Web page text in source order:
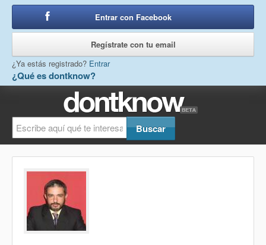
¿Qué es dontknow?
Entrar con Facebook
Regístrate con tu email
¿Ya estás registrado? Entrar